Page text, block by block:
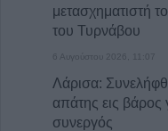
μετασχηματιστή
του Τυρνάβου
6 Αυγούστου 2026, 11:07
Λάρισα:
απάτης εις βάρος
συνεργός